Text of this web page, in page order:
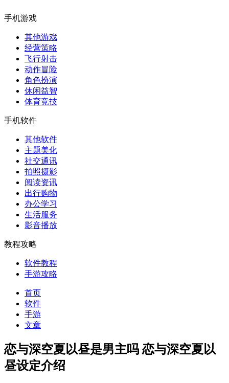
手机游戏
其他游戏
经营策略
飞行射击
动作冒险
角色扮演
休闲益智
体育竞技
手机软件
其他软件
主题美化
社交通讯
拍照摄影
阅读资讯
出行购物
办公学习
生活服务
影音播放
教程攻略
软件教程
手游攻略
首页
软件
手游
文章
恋与深空夏以昼是男主吗 恋与深空夏以
昼设定介绍